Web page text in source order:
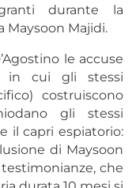
durante la
Maysoon Majidi.
le accuse
in cui gli stessi
costruiscono
gli stessi
il capri espiatorio:
di Maysoon
che